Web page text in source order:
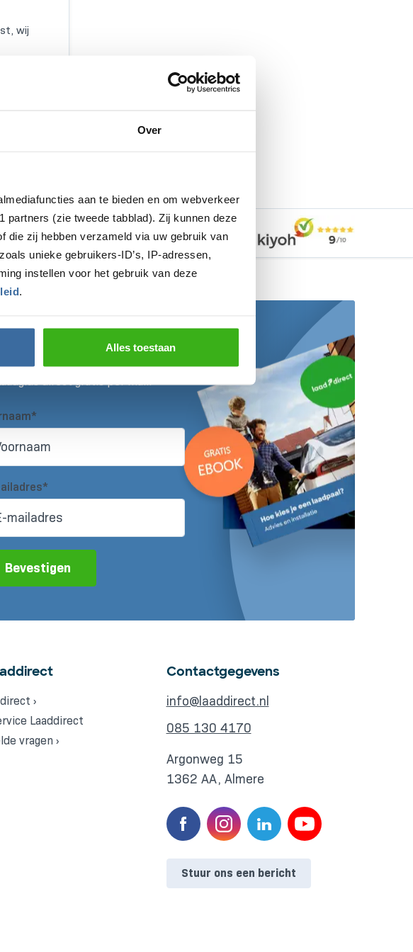
Over
aan te bieden en om webverkeer
partners (zie tweede tabblad). Zij kunnen deze
die zij hebben verzameld via uw gebruik van
unieke gebruikers-ID’s, IP-adressen,
instellen voor het gebruik van deze
.
Alles toestaan
wij
advies EV-Expert
formulier in en ontvang
direct gratis per mail!
Bevestigen
›
Laaddirect
vragen ›
Contactgegevens
info@laaddirect.nl
085 130 4170
Argonweg 15
1362 AA, Almere
Stuur ons een bericht